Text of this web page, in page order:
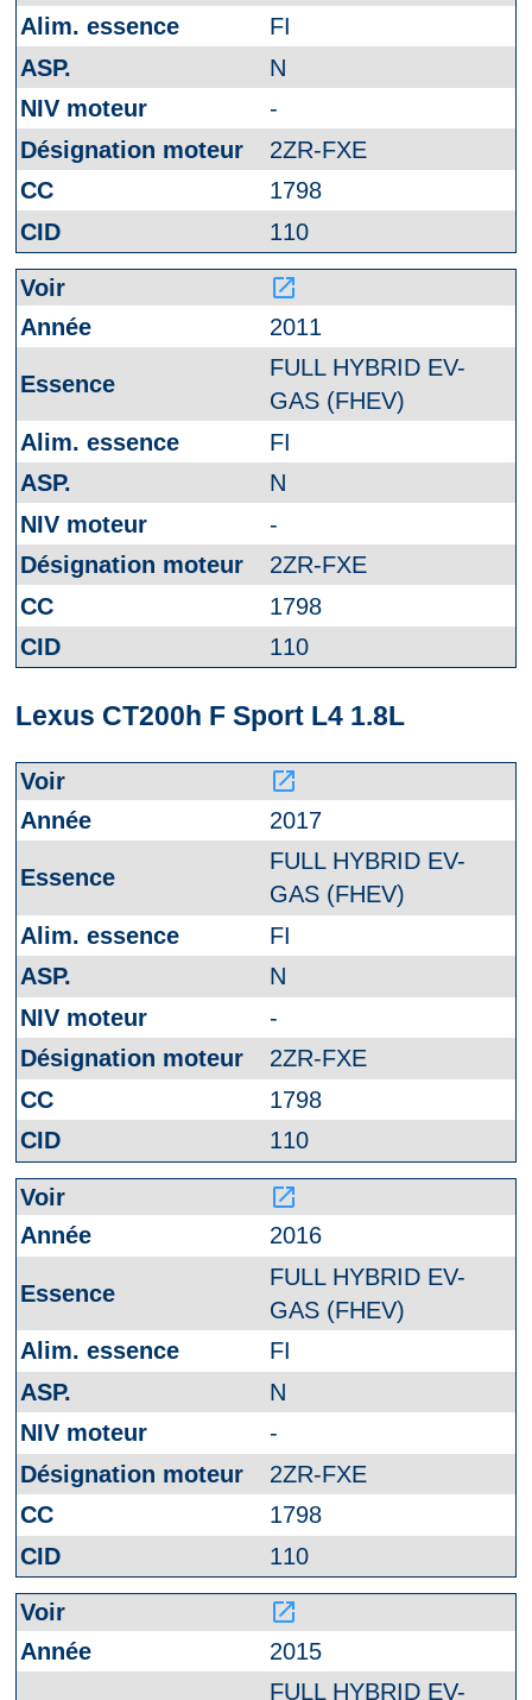
FI
N
-
2ZR-FXE
1798
110
launch
2011
FULL HYBRID EV-
GAS (FHEV)
FI
N
-
2ZR-FXE
1798
110
Lexus CT200h F Sport L4 1.8L
launch
2017
FULL HYBRID EV-
GAS (FHEV)
FI
N
-
2ZR-FXE
1798
110
launch
2016
FULL HYBRID EV-
GAS (FHEV)
FI
N
-
2ZR-FXE
1798
110
launch
2015
FULL HYBRID EV-